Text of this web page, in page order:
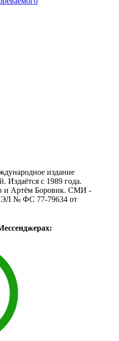
издание
Издаётся с 1989 года.
и Артём Боровик. CМИ -
ЭЛ № ФС 77-79634 от